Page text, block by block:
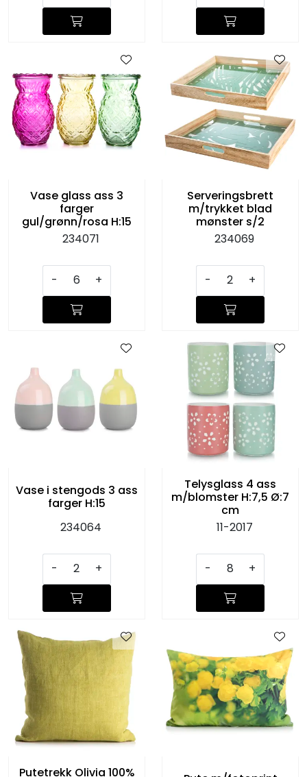
Vase glass ass 3
farger
gul/grønn/rosa H:15
234071
- +
Serveringsbrett
m/trykket blad
mønster s/2
234069
- +
Vase i stengods 3 ass
farger H:15
234064
- +
Telysglass 4 ass
m/blomster H:7,5 Ø:7
cm
11-2017
- +
Putetrekk Olivia 100%